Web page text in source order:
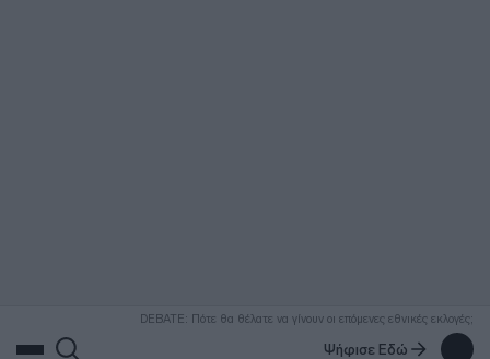
DEBATE: Πότε θα θέλατε να γίνουν οι επόμενες εθνικές εκλογές;
Ψήφισε Εδώ